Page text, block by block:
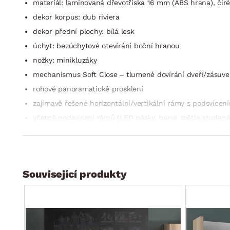
materiál: laminovaná dřevotříska 16 mm (ABS hrana),
dekor korpus: dub riviera
dekor přední plochy: bílá lesk
úchyt: bezúchytové otevírání boční hranou
nožky: minikluzáky
mechanismus Soft Close – tlumené dovírání dveří/
rohové panoramatické prosklení
zajímavě řešené horizontální/ver­tikální rámy s
včetně podsvícení rámů (LED pásky, barva světla
1 x pravé dveře – částečně prosklené (úložný prostor/
Související produkty